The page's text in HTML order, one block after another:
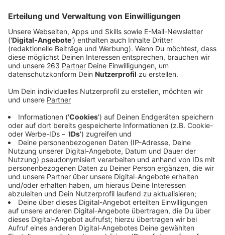
Euro.
Veröffentlicht:Dienstag, 23.09.2025 07:50
Anzeige
Die Straße „Am Eichenhang“ in Weidenau wird auf einer
der Hochschulstraße saniert.Bis Ende September
2025 sollen die Arbeiten abgeschlossen sein, sagt die
Stadt Siegen.Die Kosten belaufen sich auf rund
150.000 Euro. Während der Bauarbeiten bleibt die
Strecke vollständig gesperrt.
Anzeige
Gezielte Investitionen in die Infrastruktur